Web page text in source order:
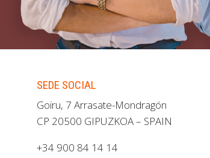
SEDE SOCIAL
Goiru, 7 Arrasate-Mondragón
CP 20500 GIPUZKOA – SPAIN
+34 900 84 14 14